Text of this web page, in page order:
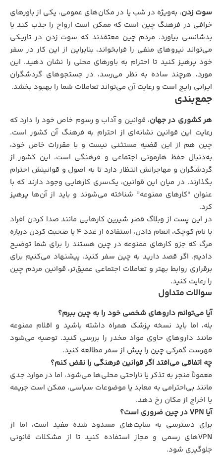
سوت زدن، به‌ویژه در شب یا در مکان‌های عمومی، یکی از باورهای
خرافی در فرهنگ چین است که ممکن است ارواح را جذب کند یا
بدشانسی بیاورد. مردم چین معتقدند که سوت زدن در تاریکی
می‌تواند نیروهای منفی را فرابخواند، بنابراین از این کار در سفر
خود پرهیز کنید تا احترام به باورهای محلی را نشان دهید. این
مورد، هرچند ساده به نظر می‌رسد، در جستجوهای گردشگران
ایرانی رایج است و رعایت آن می‌تواند تعاملات شما را بهبود بخشد.
جمع‌بندی
هر کشوری در جهان، قوانین و آداب و رسوم خاص خود را دارد که
رعایت این قوانین نشانه‌ای از احترام به فرهنگ آن کشور است.
چین هم از این قضیه مستثنی نیست و با مقررات خاص خود،
به‌دنبال حفظ هارمونی اجتماعی و فرهنگی است. این کشور از
گردشگران و مهاجرانش انتظار دارد تا به اصول و قوانینش احترام
بگذارند. در میان این قوانین، یک‌سری کارهایی وجود دارند که با
عنوان “کارهای ممنوعه” شناخته می‌شوند و باید از آن‌ها پرهیز
کرد.
در این پست از وبلاگ قصر شیرین کارهایی مانند صدا کردن افراد
با نام کوچک، انعام دادن، استفاده از عدد ۴ یا صحبت کردن درباره
مرگ که جزو کارهای ممنوعه در چین هستند را برای شما توضیح
دادیم. اگر قصد دارید به چین سفر کنید، پیشنهاد می‌کنیم برای
برقراری روابط بهتر و تعاملات اجتماعی عمیق‌تر، قوانین مردم چین
را رعایت کنید.
سوالات متداول
آیا می‌توانم داروهای شخصی خود را به چین ببرم؟
بله، اما باید نسخه پزشک همراه داشته باشید و اقلام ممنوعه
مانند داروهای حاوی مواد مخدر را بررسی کنید. توصیه می‌شود
فهرست گمرکی چین را پیش از سفر مطالعه کنید.
چه اتفاقی می‌افتد اگر قوانین فرهنگی را نقض کنم؟
معمولاً منجر به تذکر یا ناراحتی محلی‌ها می‌شود، اما در موارد جدی
مانند بی‌احترامی به معابد یا موضوعات سیاسی، ممکن است جریمه
یا اخراج از مکان رخ دهد.
آیا VPN در چین ضروری است؟
برای دسترسی به سایت‌های مسدود شده مفید است، اما از
VPNهای رسمی و مجاز استفاده کنید تا از مشکلات قانونی
جلوگیری شود.